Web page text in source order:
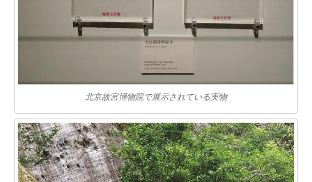
北京故宮博物院で展示されている実物